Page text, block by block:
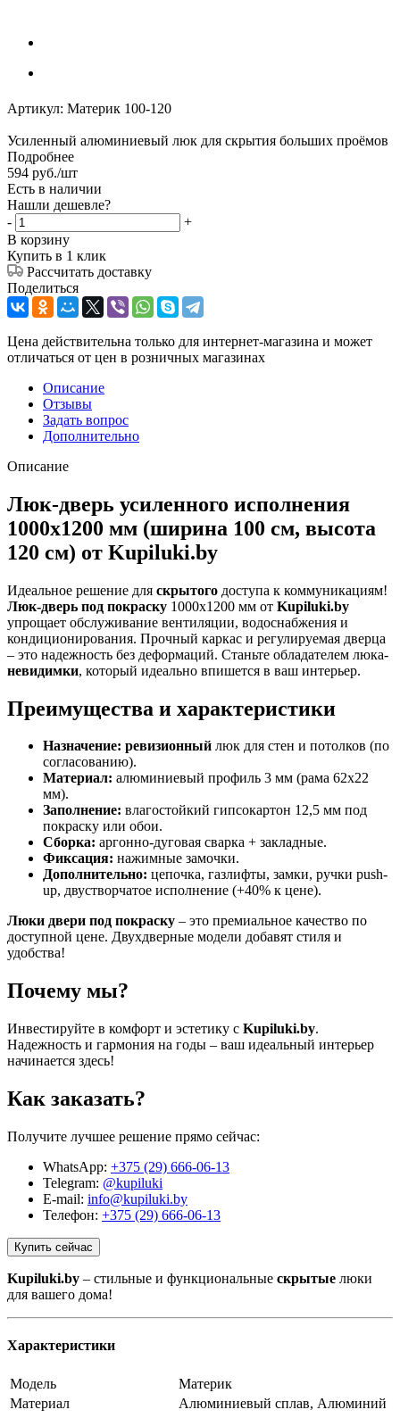
Артикул: Материк 100-120
Усиленный алюминиевый люк для скрытия больших проёмов
Подробнее
594 руб./шт
Есть в наличии
Нашли дешевле?
-
+
В корзину
Купить в 1 клик
Рассчитать доставку
Поделиться
Цена действительна только для интернет-магазина и может
отличаться от цен в розничных магазинах
Описание
Отзывы
Задать вопрос
Дополнительно
Описание
Люк-дверь усиленного исполнения
1000х1200 мм (ширина 100 см, высота
120 см) от Kupiluki.by
Идеальное решение для скрытого доступа к коммуникациям!
Люк-дверь под покраску 1000х1200 мм от Kupiluki.by
упрощает обслуживание вентиляции, водоснабжения и
кондиционирования. Прочный каркас и регулируемая дверца
– это надежность без деформаций. Станьте обладателем люка-
невидимки, который идеально впишется в ваш интерьер.
Преимущества и характеристики
Назначение: ревизионный люк для стен и потолков (по
согласованию).
Материал: алюминиевый профиль 3 мм (рама 62х22
мм).
Заполнение: влагостойкий гипсокартон 12,5 мм под
покраску или обои.
Сборка: аргонно-дуговая сварка + закладные.
Фиксация: нажимные замочки.
Дополнительно: цепочка, газлифты, замки, ручки push-
up, двустворчатое исполнение (+40% к цене).
Люки двери под покраску – это премиальное качество по
доступной цене. Двухдверные модели добавят стиля и
удобства!
Почему мы?
Инвестируйте в комфорт и эстетику с Kupiluki.by.
Надежность и гармония на годы – ваш идеальный интерьер
начинается здесь!
Как заказать?
Получите лучшее решение прямо сейчас:
WhatsApp: +375 (29) 666-06-13
Telegram: @kupiluki
E-mail: info@kupiluki.by
Телефон: +375 (29) 666-06-13
Купить сейчас
Kupiluki.by – стильные и функциональные скрытые люки
для вашего дома!
Характеристики
Модель
Материк
Материал
Алюминиевый сплав, Алюминий